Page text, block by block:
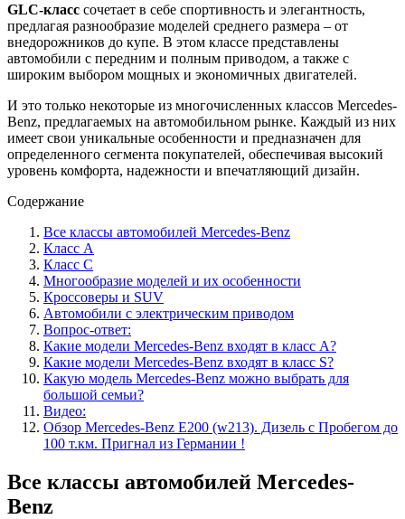
GLC-класс сочетает в себе спортивность и элегантность,
предлагая разнообразие моделей среднего размера – от
внедорожников до купе. В этом классе представлены
автомобили с передним и полным приводом, а также с
широким выбором мощных и экономичных двигателей.
И это только некоторые из многочисленных классов Mercedes-
Benz, предлагаемых на автомобильном рынке. Каждый из них
имеет свои уникальные особенности и предназначен для
определенного сегмента покупателей, обеспечивая высокий
уровень комфорта, надежности и впечатляющий дизайн.
Содержание
Все классы автомобилей Mercedes-Benz
Класс A
Класс C
Многообразие моделей и их особенности
Кроссоверы и SUV
Автомобили с электрическим приводом
Вопрос-ответ:
Какие модели Mercedes-Benz входят в класс A?
Какие модели Mercedes-Benz входят в класс S?
Какую модель Mercedes-Benz можно выбрать для
большой семьи?
Видео:
Обзор Mercedes-Benz E200 (w213). Дизель с Пробегом до
100 т.км. Пригнал из Германии !
Все классы автомобилей Mercedes-
Benz